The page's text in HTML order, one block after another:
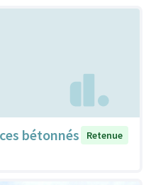
bétonnés
Retenue